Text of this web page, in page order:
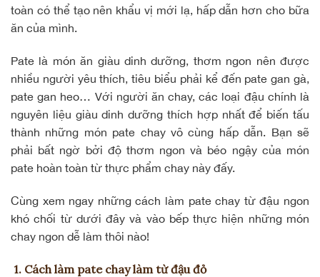
toàn có thể tạo nên khẩu vị mới lạ, hấp dẫn hơn cho bữa
ăn của mình.
Pate là món ăn giàu dinh dưỡng, thơm ngon nên được
nhiều người yêu thích, tiêu biểu phải kể đến pate gan gà,
pate gan heo… Với người ăn chay, các loại đậu chính là
nguyên liệu giàu dinh dưỡng thích hợp nhất để biến tấu
thành những món pate chay vô cùng hấp dẫn. Bạn sẽ
phải bất ngờ bởi độ thơm ngon và béo ngậy của món
pate hoàn toàn từ thực phẩm chay này đấy.
Cùng xem ngay những cách làm pate chay từ đậu ngon
khó chối từ dưới đây và vào bếp thực hiện những món
chay ngon dễ làm thôi nào!
1. Cách làm pate chay làm từ đậu đỏ